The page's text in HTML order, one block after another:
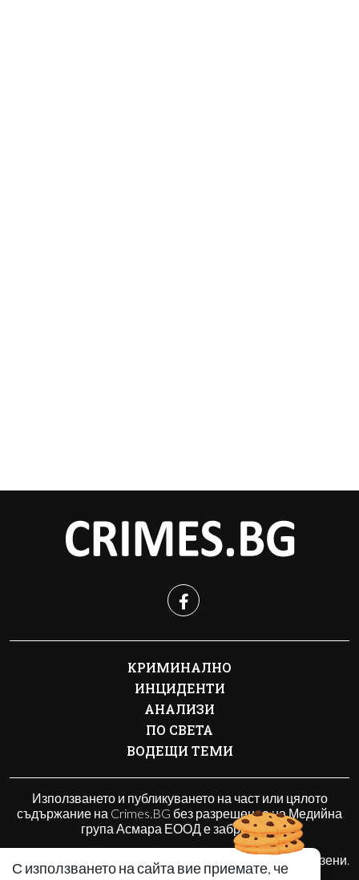
С използването на сайта вие приемате, че
КРИМИНАЛНО
ИНЦИДЕНТИ
АНАЛИЗИ
ПО СВЕТА
ВОДЕЩИ ТЕМИ
Използването и публикуването на част или цялото
съдържание на Crimes.BG без разрешение на Медийна
група Асмара ЕООД е забранено.
© 2010 - 2026 | Crimes.BG. Всички права запазени.